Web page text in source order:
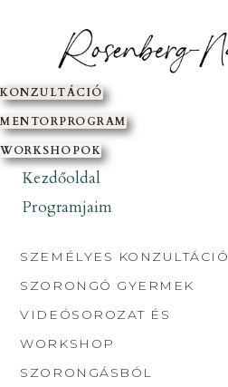
KONZULTÁCIÓ
MENTORPROGRAM
WORKSHOPOK
Kezdőoldal
Programjaim
SZEMÉLYES KONZULTÁCIÓ
SZORONGÓ GYERMEK
VIDEÓSOROZAT ÉS
WORKSHOP
SZORONGÁSBÓL